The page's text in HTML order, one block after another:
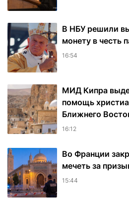
В НБУ решили
монету в честь
16:54
МИД Кипра
помощь
Ближнего
16:12
Во Франции
мечеть за
15:44